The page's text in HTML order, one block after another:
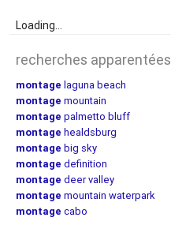
Loading...
recherches apparentées
montage laguna beach
montage mountain
montage palmetto bluff
montage healdsburg
montage big sky
montage definition
montage deer valley
montage mountain waterpark
montage cabo